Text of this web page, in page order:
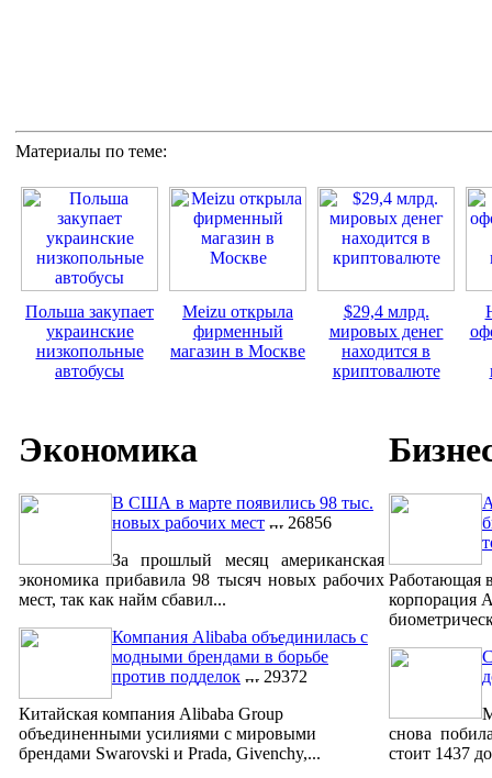
Материалы по теме:
Польша закупает
украинские
низкопольные
автобусы
Meizu открыла
фирменный
магазин в Москве
$29,4 млрд.
мировых денег
находится в
криптовалюте
Экономика
В США в марте появились 98 тыс.
новых рабочих мест
26856
За прошлый месяц американская
экономика прибавила 98 тысяч новых рабочих
мест, так как найм сбавил...
Компания Alibaba объединилась с
модными брендами в борьбе
против подделок
29372
Китайская компания Alibaba Group
объединенными усилиями с мировыми
брендами Swarovski и Prada, Givenchy,...
Работающая
корпорация
снова
стоит 1437